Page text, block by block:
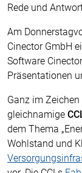
Rede und
Am
Cinector GmbH
Software
Präsentationen
Ganz im
gleichnamige
dem Thema
Wohlstand und